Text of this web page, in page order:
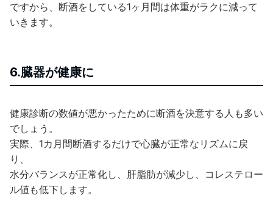
ですから、断酒をしている1ヶ月間は体重がラクに減って
いきます。
6.臓器が健康に
健康診断の数値が悪かったために断酒を決意する人も多い
でしょう。
実際、1カ月間断酒するだけで心臓が正常なリズムに戻
り、
水分バランスが正常化し、肝脂肪が減少し、コレステロー
ル値も低下します。